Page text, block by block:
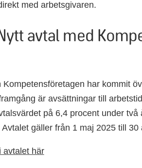
med arbetsgivaren.
avtal med
har kommit
är avsättningar till
på 6,4 procent under två
gäller från 1 maj 2025 till 30
avtalet här